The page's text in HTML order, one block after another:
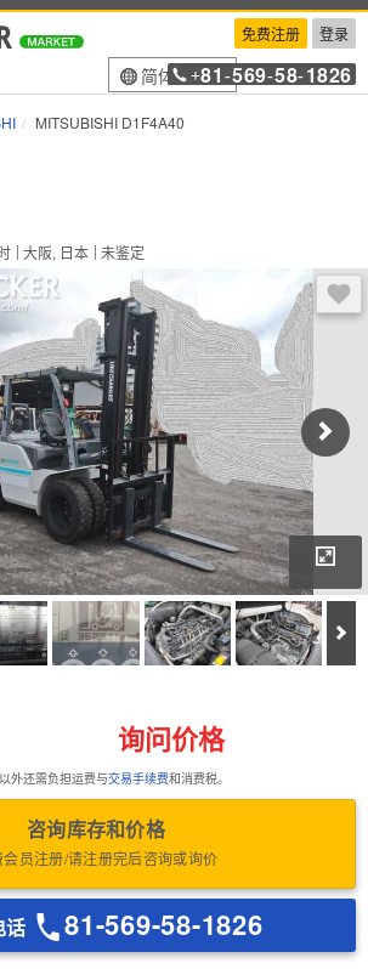
免费注册 登录
简体中文
+81 -569-58-1826
MITSUBISHI D1F4A40
大阪, 日本 未鉴定
登
询问价格
外还需负担运费与交易手续费和消费税。
咨询库存和价格
会员注册/请注册完后咨询或询价
话 81-569-58-1826